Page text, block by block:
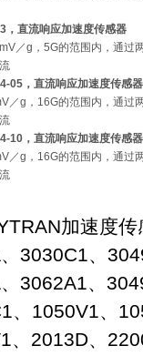
，直流响应加速度传感器
／g ， 5G的范围内，通过
05 ，直流响应加速度传感器
／g ， 16G的范围内，通过
10 ，直流响应加速度传感器
／g ， 16G的范围内，通过
加速度
3030C1、
3062A1、
、1050V1、
、2013D、